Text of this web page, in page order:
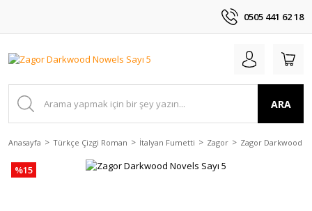
0505 441 62 18
ARA
Anasayfa Türkçe Çizgi Roman İtalyan Fumetti Zagor Zagor Darkwood
%15